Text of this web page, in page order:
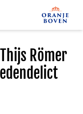
Römer